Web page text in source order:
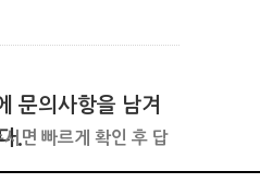
문의사항을 남겨
.면 빠르게 확인 후 답